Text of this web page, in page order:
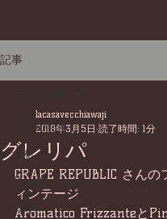
記事
全ての記事
食材
仕込み
料理
グレリパ
lacasavecchiawaji
2018年3月5日 読了時間: 1分
GRAPE REPUBLIC さん
ィンテージ
Aromatico Frizzanteと